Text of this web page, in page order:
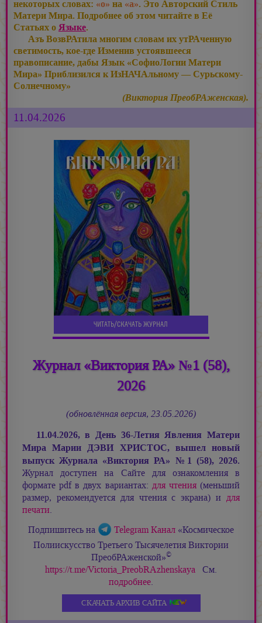
некоторых словах: «о» на «а». Это Авторский Стиль
Матери Мира. Подробнее об этом читайте в Её
Статьях оЯзыке.
Азъ ВозвРАтила многим словам их утРАченную
светимость, кое-где Изменив устоявшееся
правописание, дабы Язык «СофиоЛогии Матери
Мира» Приблизился к ИзНАЧАльному — Сурьскому-
Солнечному»
(Виктория ПреобРАженская).
11.04.2026
ЧИТАТЬ/СКАЧАТЬ ЖУРНАЛ
Журнал «Виктория РА» №1 (58),
2026
(обновлённая версия, 23.05.2026)
11.04.2026, в День 36-Летия Явления Матери
МираМарии ДЭВИ ХРИСТОС,вышел новый
выпуск Журнала «Виктория РА» № 1 (58), 2026.
Журнал доступен на Сайте для ознакомления в
формате pdf в двух вариантах: для чтения(меньший
размер, рекомендуется для чтения с экрана) и для
печати.
Подпишитесь на
Telegram Канал «Космическое
Полиискусство Третьего Тысячелетия Виктории
ПреобРАженской»©
https://t.me/Victoria_PreobRAzhenskaya См.
подробнее.
СКАЧАТЬ АРХИВ САЙТА